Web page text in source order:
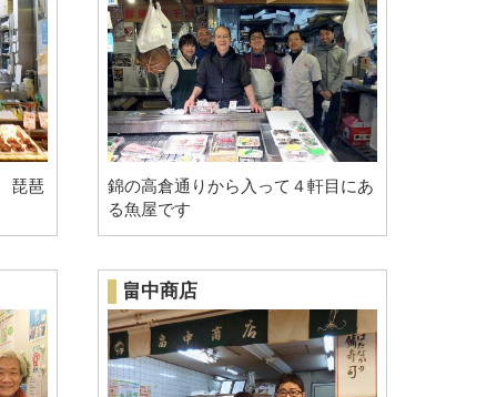
琵琶
錦の高倉通りから入って４軒目にあ
る魚屋です
畠中商店